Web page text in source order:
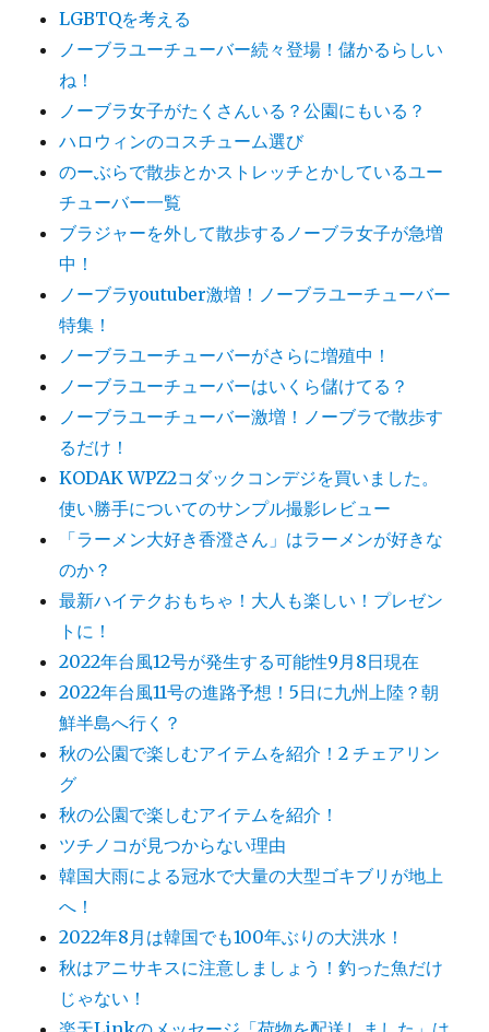
LGBTQを考える
ノーブラユーチューバー続々登場！儲かるらしい
ね！
ノーブラ女子がたくさんいる？公園にもいる？
ハロウィンのコスチューム選び
のーぶらで散歩とかストレッチとかしているユー
チューバー一覧
ブラジャーを外して散歩するノーブラ女子が急増
中！
ノーブラyoutuber激増！ノーブラユーチューバー
特集！
ノーブラユーチューバーがさらに増殖中！
ノーブラユーチューバーはいくら儲けてる？
ノーブラユーチューバー激増！ノーブラで散歩す
るだけ！
KODAK WPZ2コダックコンデジを買いました。
使い勝手についてのサンプル撮影レビュー
「ラーメン大好き香澄さん」はラーメンが好きな
のか？
最新ハイテクおもちゃ！大人も楽しい！プレゼン
トに！
2022年台風12号が発生する可能性9月8日現在
2022年台風11号の進路予想！5日に九州上陸？朝
鮮半島へ行く？
秋の公園で楽しむアイテムを紹介！2 チェアリン
グ
秋の公園で楽しむアイテムを紹介！
ツチノコが見つからない理由
韓国大雨による冠水で大量の大型ゴキブリが地上
へ！
2022年8月は韓国でも100年ぶりの大洪水！
秋はアニサキスに注意しましょう！釣った魚だけ
じゃない！